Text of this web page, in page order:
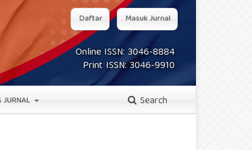
Online ISSN: 3046-8884
Print ISSN: 3046-9910
JURNAL Search
Daftar Masuk Jurnal